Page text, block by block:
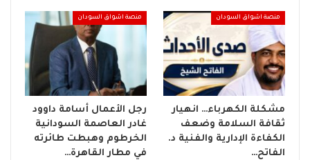
منصة اشواق السودان
مشكلة الكهرباء… انهيار
ثقافة السلامة وضعف
الكفاءة الإدارية والفنية د.
الفاتح…
منصة اشواق السودان
رجل الأعمال أسامة داوود
غادر العاصمة السودانية
الخرطوم وهبطت طائرته
في مطار القاهرة…